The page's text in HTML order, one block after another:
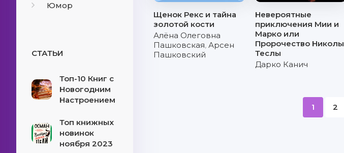
Юмор
СТАТЬИ
Топ-10 Книг с
Новогодним
Настроением
Топ книжных
новинок
ноября 2023
Щенок Рекс и тайна
золотой кости
Алёна Олеговна
Пашковская, Арсен
Пашковский
Невероятные
приключения Мии и
Марко или
Пророчество Николы
Теслы
Дарко Канич
1 2